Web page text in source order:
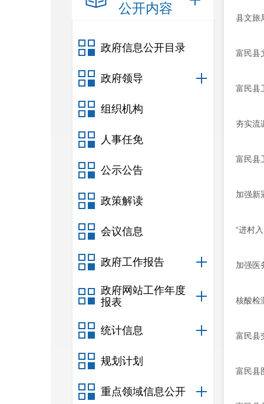
公开内容
政府信息公开目录
政府领导
组织机构
人事任免
公示公告
政策解读
会议信息
政府工作报告
政府网站工作年度
报表
统计信息
规划计划
重点领域信息公开
县文旅
富民县
富民县
夯实流
富民县
加强新
“进村
加强医
核酸检
富民县
富民县